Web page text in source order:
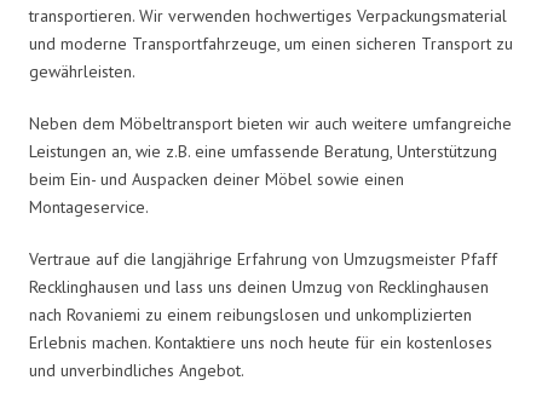
transportieren. Wir verwenden hochwertiges Verpackungsmaterial
und moderne Transportfahrzeuge, um einen sicheren Transport zu
gewährleisten.
Neben dem Möbeltransport bieten wir auch weitere umfangreiche
Leistungen an, wie z.B. eine umfassende Beratung, Unterstützung
beim Ein- und Auspacken deiner Möbel sowie einen
Montageservice.
Vertraue auf die langjährige Erfahrung von Umzugsmeister Pfaff
Recklinghausen und lass uns deinen Umzug von Recklinghausen
nach Rovaniemi zu einem reibungslosen und unkomplizierten
Erlebnis machen. Kontaktiere uns noch heute für ein kostenloses
und unverbindliches Angebot.